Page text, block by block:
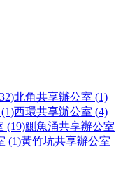
北角共享辦公室 (1)
西環共享辦公室 (4)
(19)鰂魚涌共享辦公室
(1)黃竹坑共享辦公室